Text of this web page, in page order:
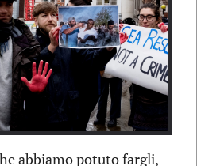
abbiamo potuto fargli,